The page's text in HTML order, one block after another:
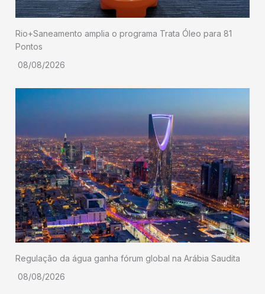
Rio+Saneamento amplia o programa Trata Óleo para 81
Pontos
08/08/2026
Regulação da água ganha fórum global na Arábia Saudita
08/08/2026